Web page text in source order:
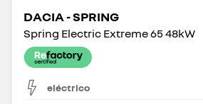
DACIA - SPRING
Spring Electric Extreme 65 48kW
eléctrico